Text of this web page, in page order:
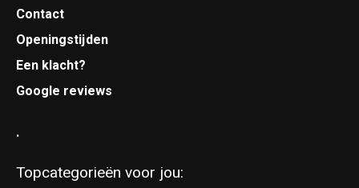
Contact
Openingstijden
Een klacht?
Google reviews
.
Topcategorieën voor jou: